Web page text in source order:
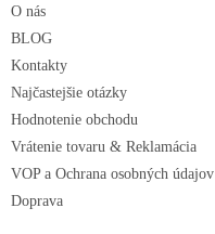
O nás
BLOG
Kontakty
Najčastejšie otázky
Hodnotenie obchodu
Vrátenie tovaru & Reklamácia
VOP a Ochrana osobných údajov
Doprava